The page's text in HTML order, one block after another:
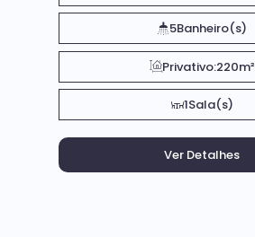
5Banheiro(s)
Privativo:220m²
1Sala(s)